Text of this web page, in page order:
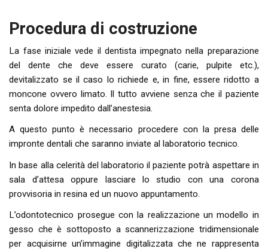
Procedura di costruzione
La fase iniziale vede il dentista impegnato nella preparazione
del dente che deve essere curato (carie, pulpite etc.),
devitalizzato se il caso lo richiede e, in fine, essere ridotto a
moncone ovvero limato. Il tutto avviene senza che il paziente
senta dolore impedito dall’anestesia.
A questo punto è necessario procedere con la presa delle
impronte dentali che saranno inviate al laboratorio tecnico.
In base alla celerità del laboratorio il paziente potrà aspettare in
sala d’attesa oppure lasciare lo studio con una corona
provvisoria in resina ed un nuovo appuntamento.
L’odontotecnico prosegue con la realizzazione un modello in
gesso che è sottoposto a scannerizzazione tridimensionale
per acquisirne un’immagine digitalizzata che ne rappresenta